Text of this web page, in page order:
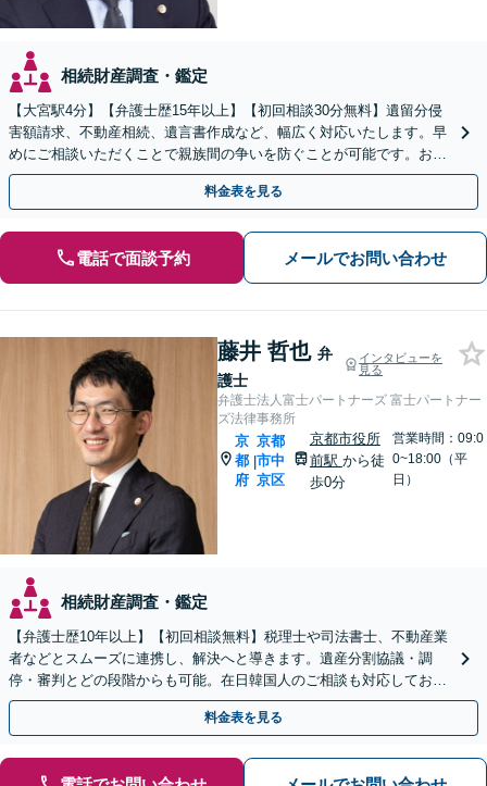
相続財産調査・鑑定
【大宮駅4分】【弁護士歴15年以上】【初回相談30分無料】遺留分侵
害額請求、不動産相続、遺言書作成など、幅広く対応いたします。早
めにご相談いただくことで親族間の争いを防ぐことが可能です。おひ
とりで悩まず、まずは弁護士にご相談ください。
料金表を見る
電話で面談予約 メールでお問い合わせ
藤井 哲也 弁
護士
インタビューを
見る
弁護士法人富士パートナーズ 富士パートナー
ズ法律事務所
京
都
府
|
京都
市中
京区
京都市役所
前駅 から徒
歩0分
営業時間：09:0
0~18:00（平
日）
相続財産調査・鑑定
【弁護士歴10年以上】【初回相談無料】税理士や司法書士、不動産業
者などとスムーズに連携し、解決へと導きます。遺産分割協議・調
停・審判とどの段階からも可能。在日韓国人のご相談も対応しており
ます【休日・夜間相談可】【京都市役所前駅5分】
料金表を見る